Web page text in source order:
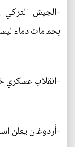
-الجيش التركي
بحمامات دماء
-انقلاب عسكري
-أردوغان يعلن